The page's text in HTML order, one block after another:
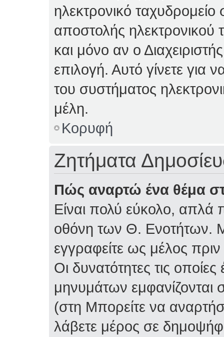
ηλεκτρονικό
αποστολής ηλεκτρονικού
και μόνο αν ο
επιλογή. Αυτό γίνετε
του συστήματος
μέλη.
Κορυφή
Ζητήματα
Πώς αναρτώ ένα θέμα
Είναι πολύ εύκολο, απλά
οθόνη των Θ. Ενοτήτων.
εγγραφείτε ως μέλος
Οι δυνατότητες τις
μηνυμάτων
(στη Μπορείτε να
λάβετε μέρος σε